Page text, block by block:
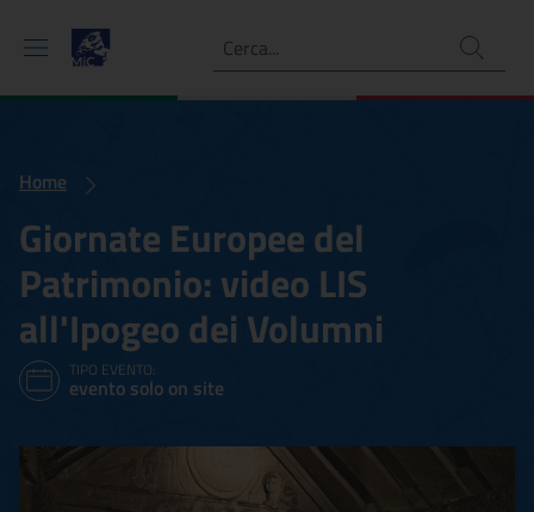
Ricerca
Home
Giornate Europee del
Patrimonio: video LIS
all'Ipogeo dei Volumni
TIPO EVENTO:
evento solo on site
Giornate Europee del